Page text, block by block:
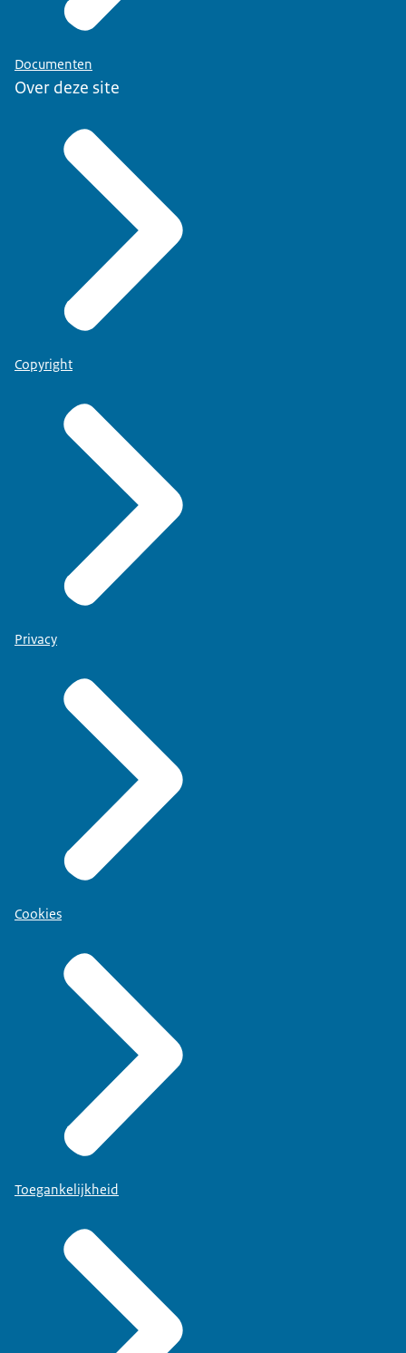
Documenten
Over deze site
Copyright
Privacy
Cookies
Toegankelijkheid